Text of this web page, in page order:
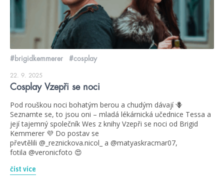
#brigidkemmerer #cosplay
22. 9. 2025
Cosplay Vzepři se noci
Pod rouškou noci bohatým berou a chudým dávají 🪻
Seznamte se, to jsou oni – mladá lékárnická učednice Tessa a
její tajemný společník Wes z knihy Vzepři se noci od Brigid
Kemmerer 💜 Do postav se
převtělili @_reznickova.nicol_ a @matyaskracmar07,
fotila @veronicfoto 😍
číst více